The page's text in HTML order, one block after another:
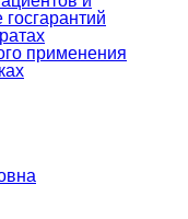
применения